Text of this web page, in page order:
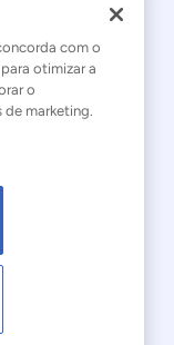
de Privacidade
com o
otimizar a
o
marketing.